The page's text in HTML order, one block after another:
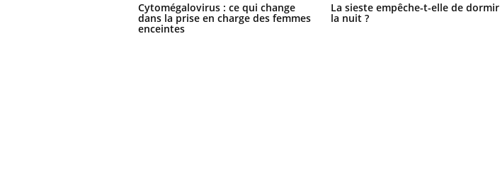
Cytomégalovirus : ce qui change
dans la prise en charge des femmes
enceintes
La sieste empêche-t-elle de dormir
la nuit ?